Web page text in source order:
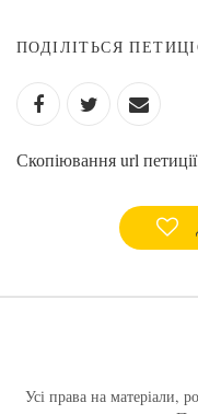
ПОДІЛІТЬСЯ
Скопіювання url петиції
Усі права на матеріали,